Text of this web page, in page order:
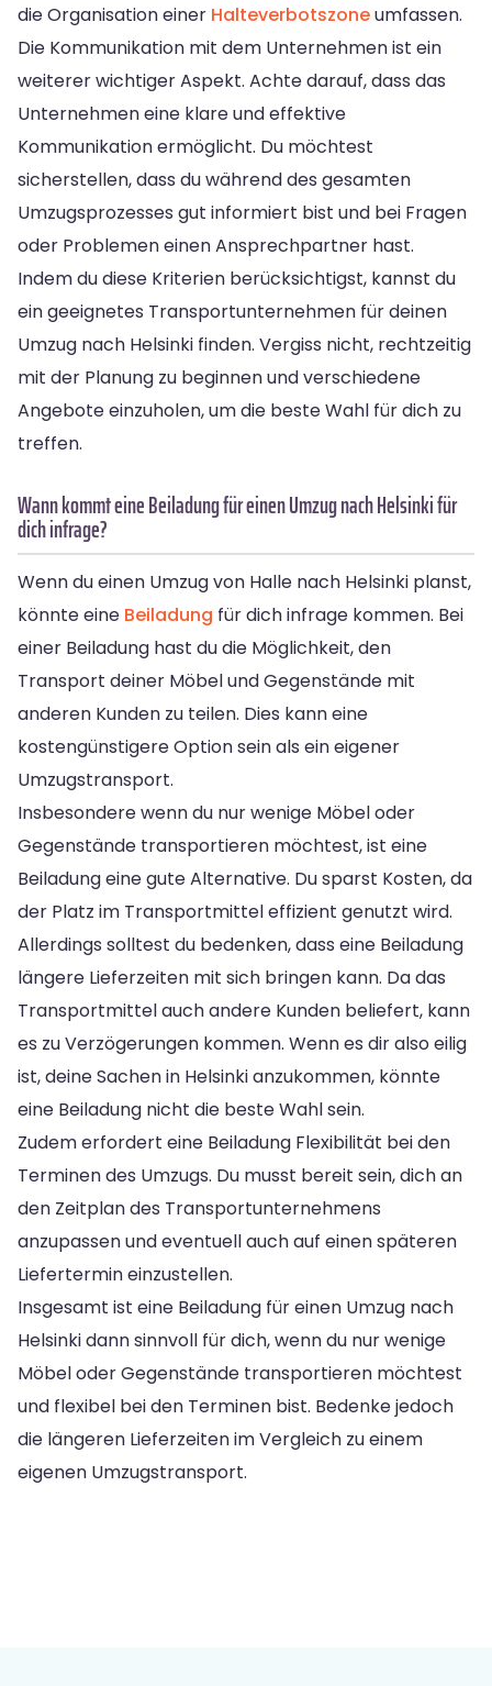
die Organisation einer Halteverbotszoneumfassen.
Die Kommunikation mit dem Unternehmen ist ein
weiterer wichtiger Aspekt. Achte darauf, dass das
Unternehmen eine klare und effektive
Kommunikation ermöglicht. Du möchtest
sicherstellen, dass du während des gesamten
Umzugsprozesses gut informiert bist und bei Fragen
oder Problemen einen Ansprechpartner hast.
Indem du diese Kriterien berücksichtigst, kannst du
ein geeignetes Transportunternehmen für deinen
Umzug nach Helsinki finden. Vergiss nicht, rechtzeitig
mit der Planung zu beginnen und verschiedene
Angebote einzuholen, um die beste Wahl für dich zu
treffen.
Wann kommt eine Beiladung für einen Umzug nach Helsinki für
dich infrage?
Wenn du einen Umzug von Halle nach Helsinki planst,
könnte eine Beiladung für dich infrage kommen. Bei
einer Beiladung hast du die Möglichkeit, den
Transport deiner Möbel und Gegenstände mit
anderen Kunden zu teilen. Dies kann eine
kostengünstigere Option sein als ein eigener
Umzugstransport.
Insbesondere wenn du nur wenige Möbel oder
Gegenstände transportieren möchtest, ist eine
Beiladung eine gute Alternative. Du sparst Kosten, da
der Platz im Transportmittel effizient genutzt wird.
Allerdings solltest du bedenken, dass eine Beiladung
längere Lieferzeiten mit sich bringen kann. Da das
Transportmittel auch andere Kunden beliefert, kann
es zu Verzögerungen kommen. Wenn es dir also eilig
ist, deine Sachen in Helsinki anzukommen, könnte
eine Beiladung nicht die beste Wahl sein.
Zudem erfordert eine Beiladung Flexibilität bei den
Terminen des Umzugs. Du musst bereit sein, dich an
den Zeitplan des Transportunternehmens
anzupassen und eventuell auch auf einen späteren
Liefertermin einzustellen.
Insgesamt ist eine Beiladung für einen Umzug nach
Helsinki dann sinnvoll für dich, wenn du nur wenige
Möbel oder Gegenstände transportieren möchtest
und flexibel bei den Terminen bist. Bedenke jedoch
die längeren Lieferzeiten im Vergleich zu einem
eigenen Umzugstransport.